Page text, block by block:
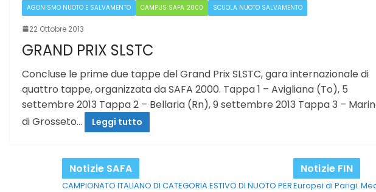
AGONISMO NUOTO E SALVAMENTO CAMPUS SAFA 2000 SCUOLA NUOTO SALVAMENTO
22 Ottobre 2013
GRAND PRIX SLSTC
Concluse le prime due tappe del Grand Prix SLSTC, gara internazionale di
quattro tappe, organizzata da SAFA 2000. Tappa 1 – Avigliana (To), 5
settembre 2013 Tappa 2 – Bellaria (Rn), 9 settembre 2013 Tappa 3 –
di Grosseto…
Leggi tutto
Notizie SAFA
CAMPIONATO ITALIANO DI CATEGORIA ESTIVO DI NUOTO PER
Notizie FIN
Europei di Parigi.